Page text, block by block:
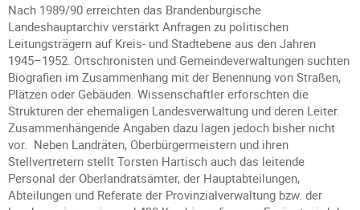
Nach 1989/90 erreichten das Brandenburgische
Landeshauptarchiv verstärkt Anfragen zu politischen
Leitungsträgern auf Kreis- und Stadtebene aus den Jahren
1945–1952. Ortschronisten und Gemeindeverwaltungen suchten
Biografien im Zusammenhang mit der Benennung von Straßen,
Plätzen oder Gebäuden. Wissenschaftler erforschten die
Strukturen der ehemaligen Landesverwaltung und deren Leiter.
Zusammenhängende Angaben dazu lagen jedoch bisher nicht
vor. Neben Landräten, Oberbürgermeistern und ihren
Stellvertretern stellt Torsten Hartisch auch das leitende
Personal der Oberlandratsämter, der Hauptabteilungen,
Abteilungen und Referate der Provinzialverwaltung bzw. der